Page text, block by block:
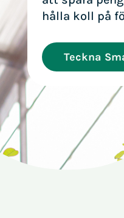
hålla koll på
Teckna